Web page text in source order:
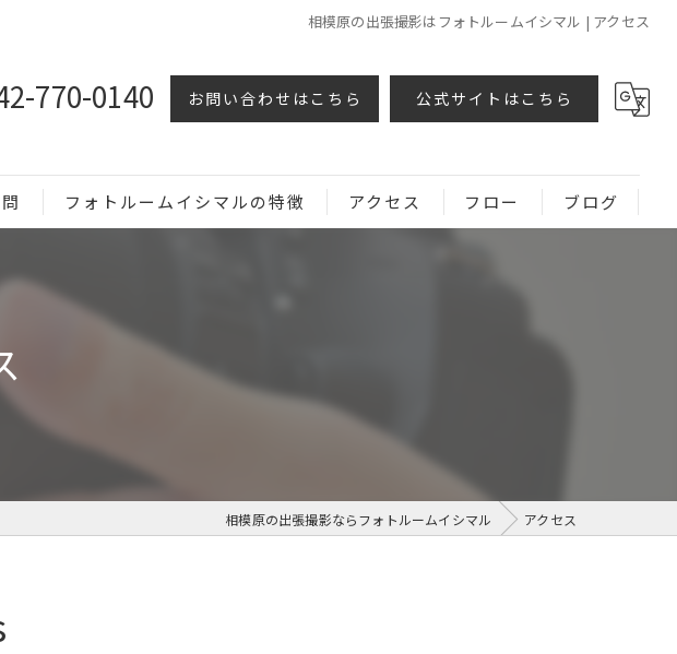
相模原の出張撮影はフォトルームイシマル | アクセス
770-0140 お問い合わせはこちら 公式サイトはこちら
フォトルームイシマルの特徴
SNS用
アクセス フロー ブログ
相模原の出張撮影ならフォトルームイシマル アクセス